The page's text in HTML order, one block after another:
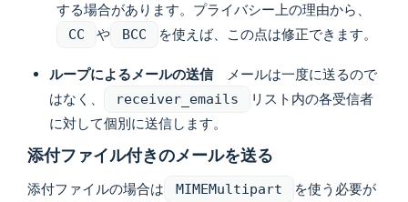
する場合があります。プライバシー上の理由から、
CC や BCC を使えば、この点は修正できます。
ループによるメールの送信メールは一度に送るので
はなく、
receiver_emails
リスト内の各受信者
に対して個別に送信します。
添付ファイル付きのメールを送る
添付ファイルの場合は MIMEMultipart
を使う必要が